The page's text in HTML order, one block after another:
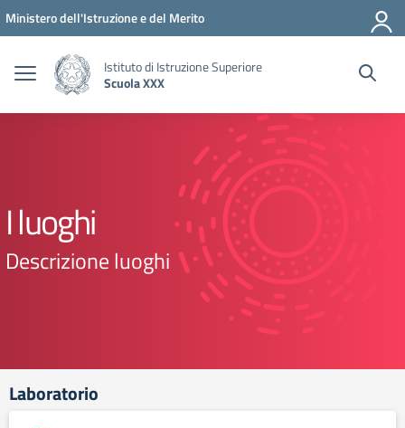
Vai ai contenuti
Vai al menu di navigazione
Vai al footer
Ministero dell'Istruzione e del Merito
Istituto di Istruzione Superiore
Scuola XXX
I luoghi
Descrizione luoghi
Laboratorio